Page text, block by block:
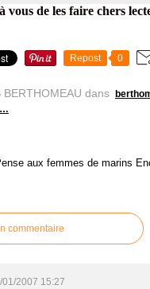
vous de les faire chers
Repost 0
dans
…
aux femmes de marins
commentaire
01/2007 15:27